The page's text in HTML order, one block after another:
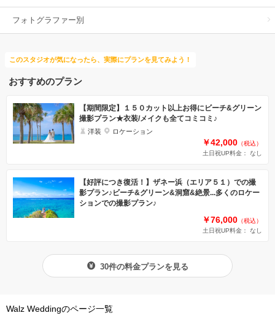
フォトグラファー別
このスタジオが気になったら、実際にプランを見てみよう！
おすすめのプラン
【期間限定】１５０カット以上お得にビーチ&グリーン
撮影プラン★衣装/メイクも全てコミコミ♪
洋装 ロケーション
￥42,000 （税込）
土日祝UP料金： なし
【好評につき復活！】ザネー浜（エリア５１）での撮
影プラン♪ビーチ&グリーン&洞窟&絶景...多くのロケー
ションでの撮影プラン♪
￥76,000 （税込）
土日祝UP料金： なし
30件の料金プランを見る
Walz Weddingのページ一覧